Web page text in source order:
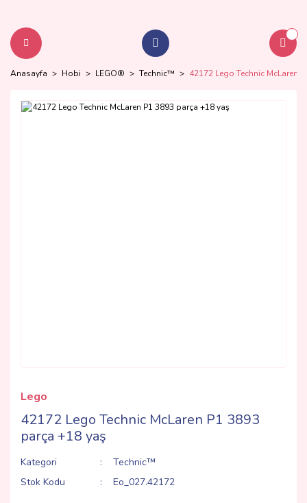
Anasayfa Hobi LEGO® Technic™ 42172 Lego Technic McLaren
Lego
42172 Lego Technic McLaren P1 3893
parça +18 yaş
Kategori
Technic™
Stok Kodu
Eo_027.42172